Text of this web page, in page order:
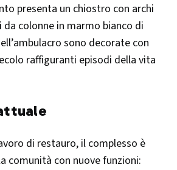
presenta un chiostro con archi
colonne in marmo bianco di
sono decorate con
raffiguranti episodi della vita
di restauro, il complesso è
comunità con nuove funzioni: